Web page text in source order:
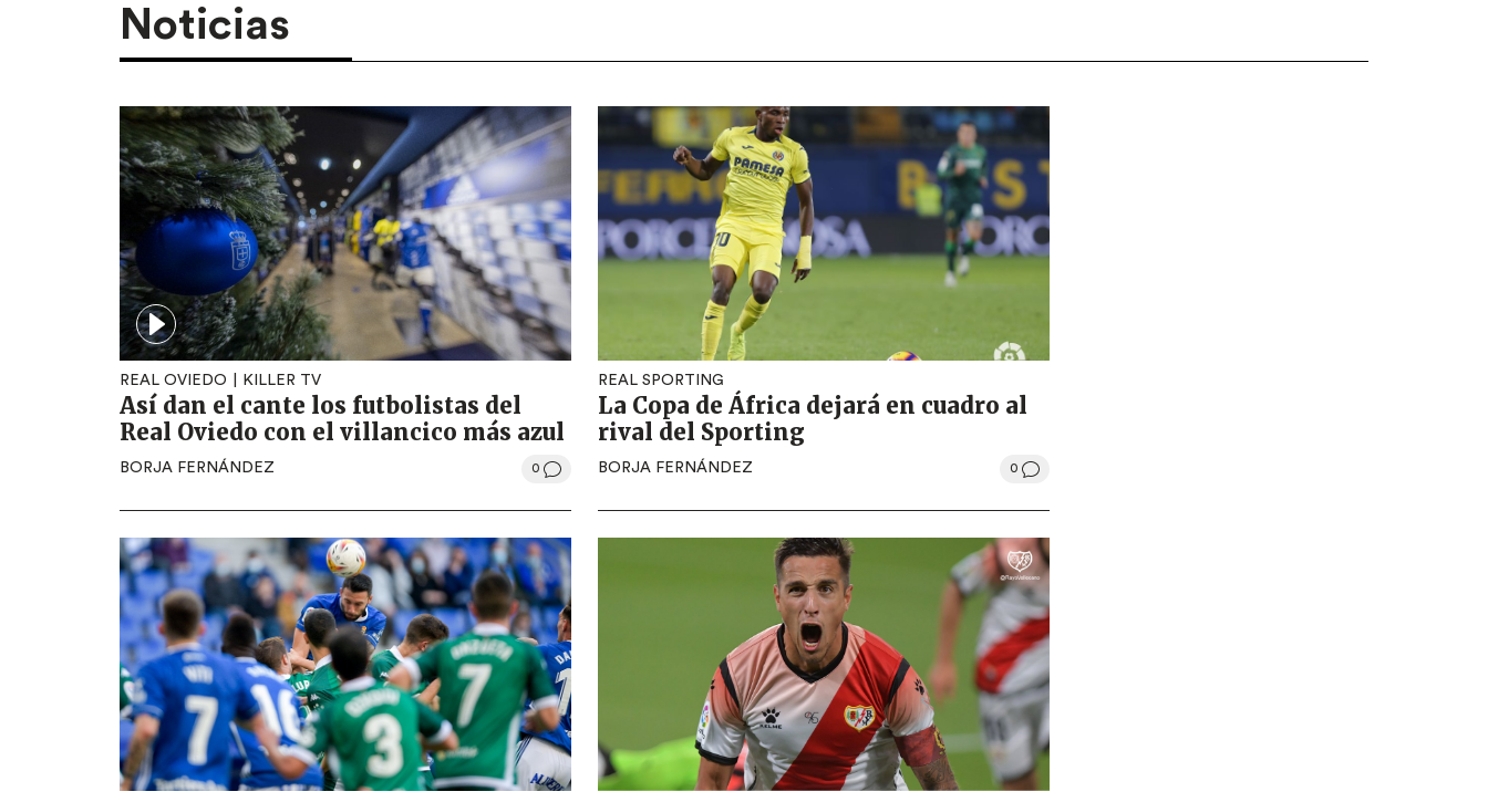
Noticias
REAL OVIEDO KILLER TV
Así dan el cante los futbolistas del
Real Oviedo con el villancico más azul
BORJA FERNÁNDEZ 0
REAL SPORTING
La Copa de África dejará en cuadro al
rival del Sporting
BORJA FERNÁNDEZ 0